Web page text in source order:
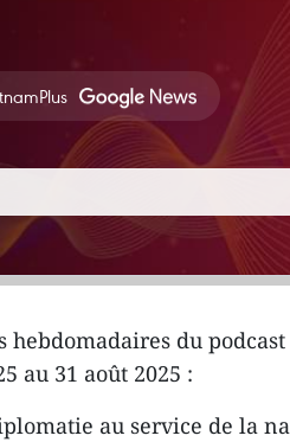
hebdomadaires du
au 31 août 2025 :
au service de la